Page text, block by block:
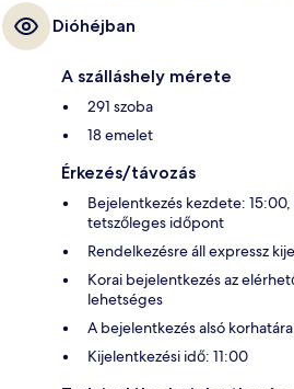
Dióhéjban
A szálláshely mérete
291 szoba
18 emelet
Érkezés/távozás
Bejelentkezés kezdete:
tetszőleges időpont
Rendelkezésre áll expressz
Korai bejelentkezés az
lehetséges
A bejelentkezés alsó
Kijelentkezési idő: 11:00